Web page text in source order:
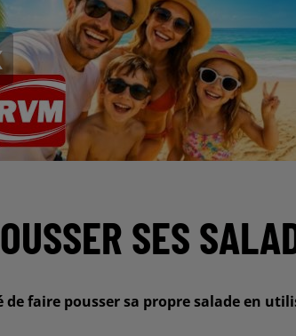
SES
de faire pousser sa propre salade en